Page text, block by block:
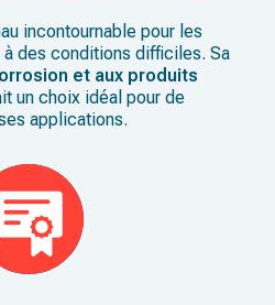
incontournable pour les
des conditions difficiles. Sa
et aux produits
un choix idéal pour de
applications.